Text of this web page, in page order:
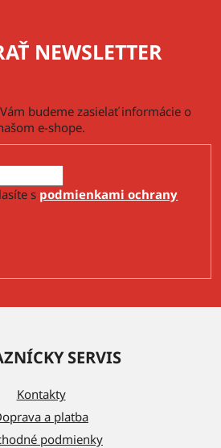
NEWSLETTER
budeme zasielať informácie o
e-shope.
s podmienkami ochrany
SERVIS
Kontakty
a platba
podmienky